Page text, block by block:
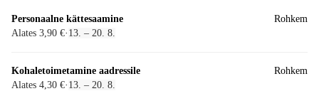
Personaalne kättesaamine
Alates 3,90 €· 13. – 20. 8.
Rohkem
Kohaletoimetamine aadressile
Alates 4,30 €· 13. – 20. 8.
Rohkem